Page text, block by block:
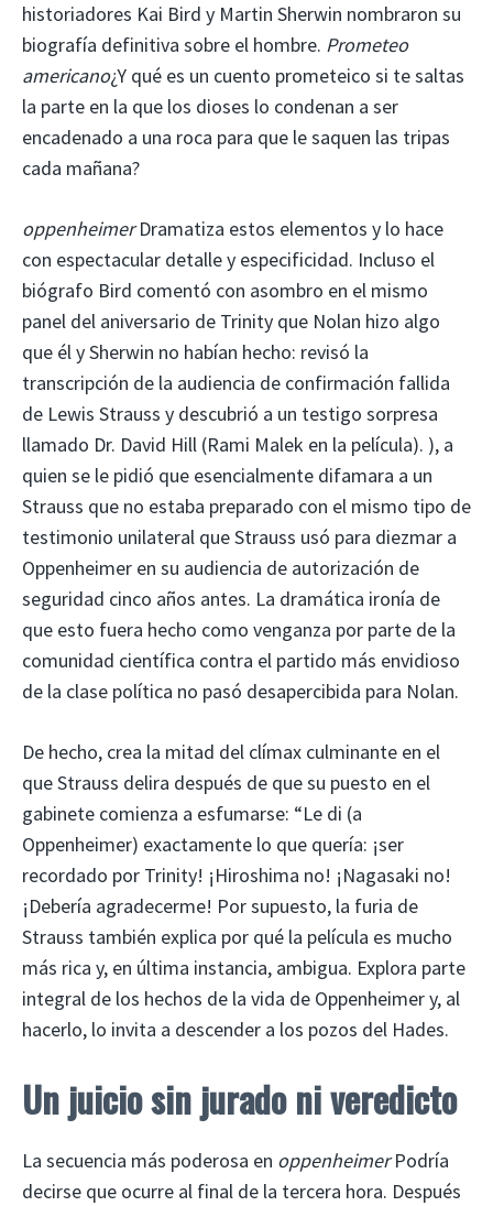
historiadores Kai Bird y Martin Sherwin nombraron su
biografía definitiva sobre el hombre. Prometeo
americano¿Y qué es un cuento prometeico si te saltas
la parte en la que los dioses lo condenan a ser
encadenado a una roca para que le saquen las tripas
cada mañana?
oppenheimerDramatiza estos elementos y lo hace
con espectacular detalle y especificidad. Incluso el
biógrafo Bird comentó con asombro en el mismo
panel del aniversario de Trinity que Nolan hizo algo
que él y Sherwin no habían hecho: revisó la
transcripción de la audiencia de confirmación fallida
de Lewis Strauss y descubrió a un testigo sorpresa
llamado Dr. David Hill (Rami Malek en la película). ), a
quien se le pidió que esencialmente difamara a un
Strauss que no estaba preparado con el mismo tipo de
testimonio unilateral que Strauss usó para diezmar a
Oppenheimer en su audiencia de autorización de
seguridad cinco años antes. La dramática ironía de
que esto fuera hecho como venganza por parte de la
comunidad científica contra el partido más envidioso
de la clase política no pasó desapercibida para Nolan.
De hecho, crea la mitad del clímax culminante en el
que Strauss delira después de que su puesto en el
gabinete comienza a esfumarse: “Le di (a
Oppenheimer) exactamente lo que quería: ¡ser
recordado por Trinity! ¡Hiroshima no! ¡Nagasaki no!
¡Debería agradecerme! Por supuesto, la furia de
Strauss también explica por qué la película es mucho
más rica y, en última instancia, ambigua. Explora parte
integral de los hechos de la vida de Oppenheimer y, al
hacerlo, lo invita a descender a los pozos del Hades.
Un juicio sin jurado ni veredicto
La secuencia más poderosa en oppenheimerPodría
decirse que ocurre al final de la tercera hora. Después